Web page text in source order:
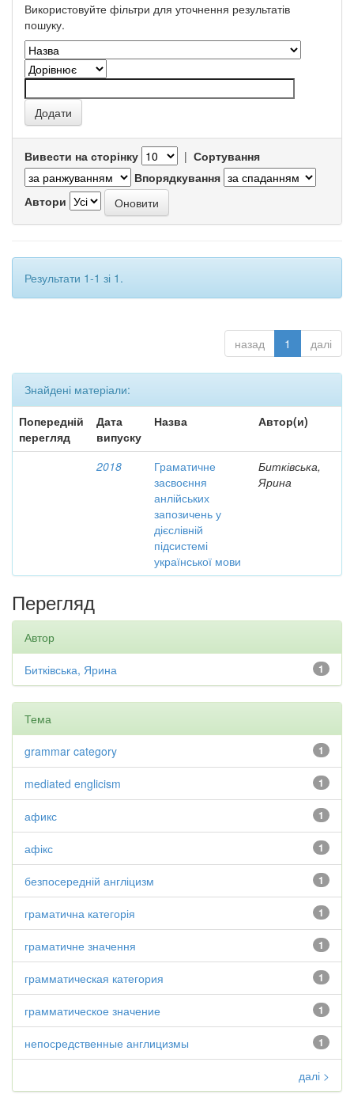
Використовуйте фільтри для уточнення результатів
пошуку.
Вивести на сторінку | Сортування
Впорядкування
Автори
Результати 1-1 зі 1.
назад 1 далі
Знайдені матеріали:
Попередній
перегляд
Дата
випуску
Назва Автор(и)
2018
Граматичне
засвоєння
анлійських
запозичень у
дієслівній
підсистемі
української мови
Битківська,
Ярина
Перегляд
Автор
1
Битківська, Ярина
Тема
1
grammar category
1
mediated englicism
1
афикс
1
афікс
1
безпосередній англіцизм
1
граматична категорія
1
граматичне значення
1
грамматическая категория
1
грамматическое значение
1
непосредственные англицизмы
далі >